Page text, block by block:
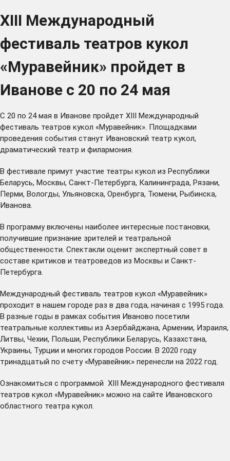
XIII Международный
фестиваль театров кукол
«Муравейник» пройдет в
Иванове с 20 по 24 мая
С 20 по 24 мая в Иванове пройдет XIII Международный
фестиваль театров кукол «Муравейник». Площадками
проведения события станут Ивановский театр кукол,
драматический театр и филармония.
В фестивале примут участие театры кукол из Республики
Беларусь, Москвы, Санкт-Петербурга, Калининграда, Рязани,
Перми, Вологды, Ульяновска, Оренбурга, Тюмени, Рыбинска,
Иванова.
В программу включены наиболее интересные постановки,
получившие признание зрителей и театральной
общественности. Спектакли оценит экспертный совет в
составе критиков и театроведов из Москвы и Санкт-
Петербурга.
Международный фестиваль театров кукол «Муравейник»
проходит в нашем городе раз в два года, начиная с 1995 года.
В разные годы в рамках события Иваново посетили
театральные коллективы из Азербайджана, Армении, Израиля,
Литвы, Чехии, Польши, Республики Беларусь, Казахстана,
Украины, Турции и многих городов России. В 2020 году
тринадцатый по счету «Муравейник» перенесли на 2022 год.
Ознакомиться с программой XIII Международного фестиваля
театров кукол «Муравейник» можно на сайте Ивановского
областного театра кукол.